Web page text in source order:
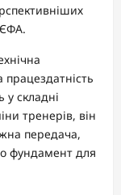
у складні
тренерів, він
передача,
фундамент для